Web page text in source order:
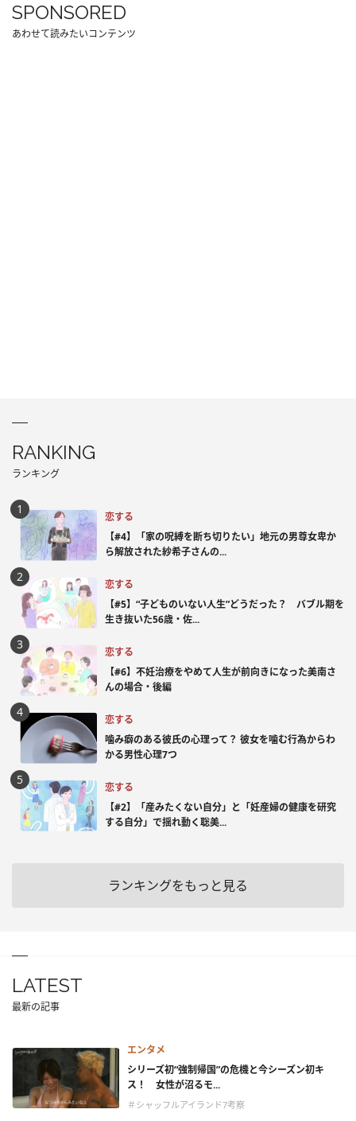
SPONSORED
あわせて読みたいコンテンツ
RANKING
ランキング
恋する
【#4】「家の呪縛を断ち切りたい」地元の男尊女卑か
ら解放された紗希子さんの...
恋する
【#5】“子どものいない人生”どうだった？ バブル期を
生き抜いた56歳・佐...
恋する
【#6】不妊治療をやめて人生が前向きになった美南さ
んの場合・後編
恋する
噛み癖のある彼氏の心理って？ 彼女を噛む行為からわ
かる男性心理7つ
恋する
【#2】「産みたくない自分」と「妊産婦の健康を研究
する自分」で揺れ動く聡美...
ランキングをもっと見る
LATEST
最新の記事
エンタメ
シリーズ初“強制帰国”の危機と今シーズン初キ
ス！ 女性が沼るモ...
＃シャッフルアイランド7考察